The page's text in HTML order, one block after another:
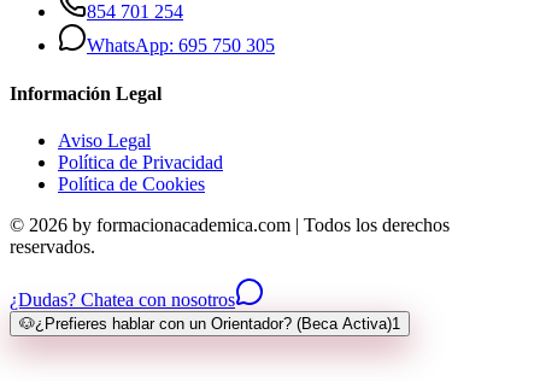
854 701 254
WhatsApp: 695 750 305
Información Legal
Aviso Legal
Política de Privacidad
Política de Cookies
© 2026 by formacionacademica.com | Todos los derechos
reservados.
¿Dudas? Chatea con nosotros
🐶¿Prefieres hablar con un Orientador? (Beca Activa)1